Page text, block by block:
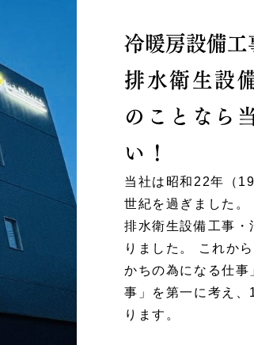
冷暖房設備工
排水衛生設
のことなら
い！
当社は昭和22年（
世紀を過ぎました
排水衛生設備工事・
りました。 これか
かちの為になる仕
事」を第一に考え
ります。